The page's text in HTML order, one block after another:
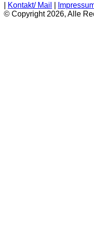
Kontakt/ Mail
© Copyright 2026, Alle